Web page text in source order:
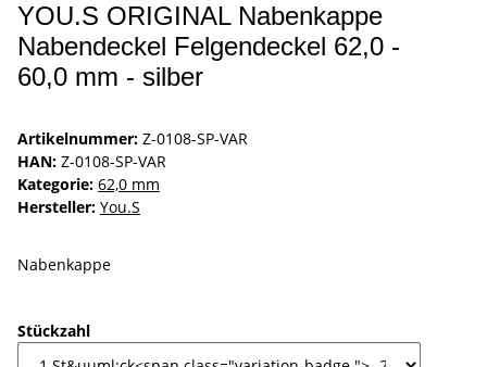
YOU.S ORIGINAL Nabenkappe
Nabendeckel Felgendeckel 62,0 -
60,0 mm - silber
Artikelnummer: Z-0108-SP-VAR
HAN: Z-0108-SP-VAR
Kategorie: 62,0 mm
Hersteller: You.S
Nabenkappe
Stückzahl